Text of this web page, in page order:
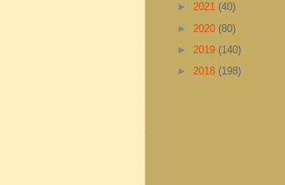
► 2021 (40)
► 2020 (80)
► 2019 (140)
► 2018 (198)